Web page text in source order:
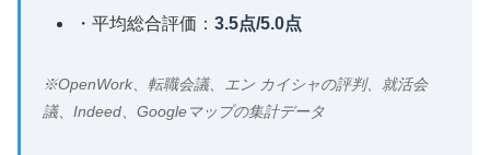
・平均総合評価：3.5点/5.0点
※OpenWork、転職会議、エン カイシャの評判、就活会
議、Indeed、Googleマップの集計データ